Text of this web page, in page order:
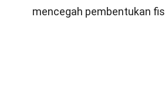
mencegah pembentukan